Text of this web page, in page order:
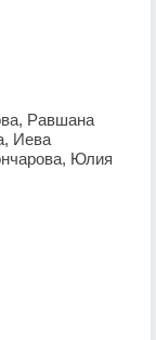
Равшана
Иева
Юлия